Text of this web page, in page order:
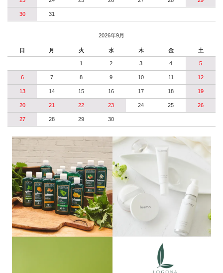
30 31
2026年9月
日 月 火 水 木 金 土
1 2 3 4 5
6 7 8 9 10 11 12
13 14 15 16 17 18 19
20 21 22 23 24 25 26
27 28 29 30